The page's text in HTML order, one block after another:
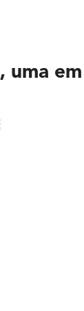
uma